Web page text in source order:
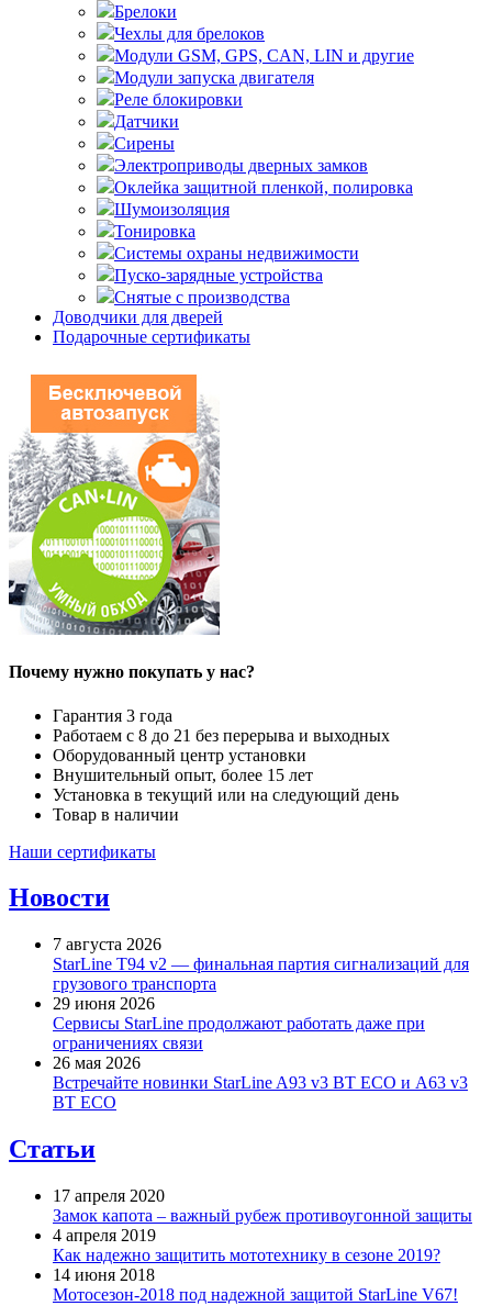
Брелоки
Чехлы для брелоков
Модули GSM, GPS, CAN, LIN и другие
Модули запуска двигателя
Реле блокировки
Датчики
Сирены
Электроприводы дверных замков
Оклейка защитной пленкой, полировка
Шумоизоляция
Тонировка
Системы охраны недвижимости
Пуско-зарядные устройства
Снятые с производства
Доводчики для дверей
Подарочные сертификаты
Почему нужно покупать у нас?
Гарантия 3 года
Работаем с 8 до 21 без перерыва и выходных
Оборудованный центр установки
Внушительный опыт, более 15 лет
Установка в текущий или на следующий день
Товар в наличии
Наши сертификаты
Новости
7 августа 2026
StarLine T94 v2 — финальная партия сигнализаций для
грузового транспорта
29 июня 2026
Сервисы StarLine продолжают работать даже при
ограничениях связи
26 мая 2026
Встречайте новинки StarLine A93 v3 BT ECO и A63 v3
BT ECO
Статьи
17 апреля 2020
Замок капота – важный рубеж противоугонной защиты
4 апреля 2019
Как надежно защитить мототехнику в сезоне 2019?
14 июня 2018
Мотосезон-2018 под надежной защитой StarLine V67!